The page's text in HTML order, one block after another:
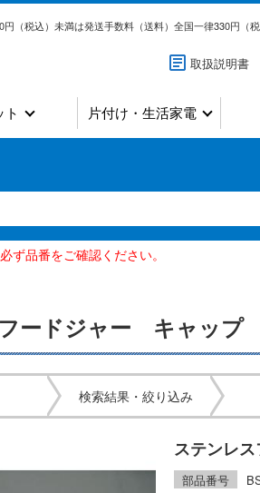
（税込）未満は発送手数料（送料）全国一律330円（税
取扱説明書
ト 片付け・生活家電
ず品番をご確認ください。
ードジャー キャップ
検索結果・絞り込み
ステンレ
部品番号